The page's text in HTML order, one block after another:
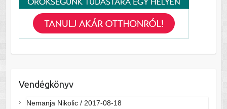
Vendégkönyv
Nemanja Nikolic/ 2017-08-18